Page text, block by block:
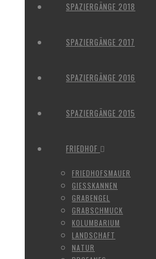
SPAZIERGÄNGE 2018
SPAZIERGÄNGE 2017
SPAZIERGÄNGE 2016
SPAZIERGÄNGE 2015
FRIEDHOF
FRIEDHOFSMAUER
GIESSKANNEN
GRABENGEL
GRABSCHMUCK
KOLUMBARIUM
LANDSCHAFT
NATUR